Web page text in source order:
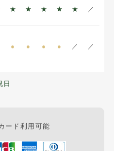
★ ★ ★ ★ ★ ／
● ● ● ● ／ ／
日
ード利用可能